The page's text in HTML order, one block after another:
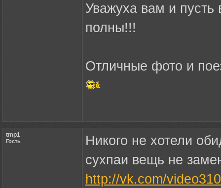
Уважуха вам и пусть
полны!!!
Отличные фото и
tmp1
Гость
Никого не хотели
сухпаи вещь не
http://vk.com/